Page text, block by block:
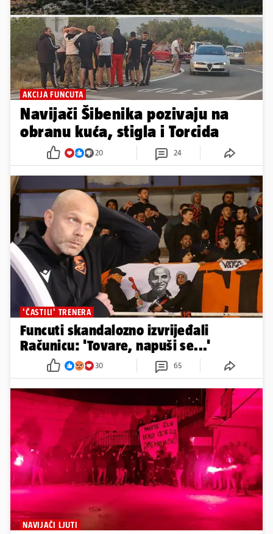
AKCIJA FUNCUTA
Navijači Šibenika pozivaju na
obranu kuća, stigla i Torcida
20 24
'ČASTILI' TRENERA
Funcuti skandalozno izvrijeđali
Računicu: 'Tovare, napuši se...'
30 65
NAVIJAČI LJUTI